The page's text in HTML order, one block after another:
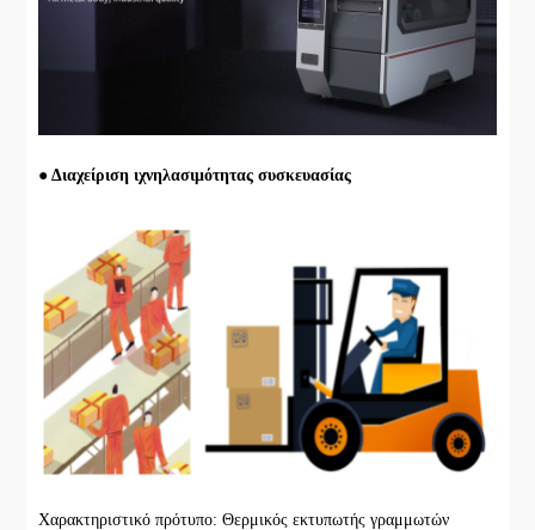
● Διαχείριση ιχνηλασιμότητας συσκευασίας
Χαρακτηριστικό πρότυπο: Θερμικός εκτυπωτής γραμμωτών